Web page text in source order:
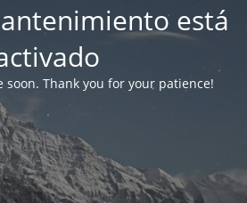
está
soon. Thank you for your patience!